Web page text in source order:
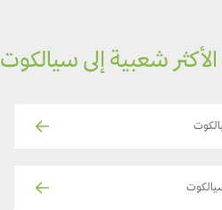
الأكثر شعبية إلى سيالكوت